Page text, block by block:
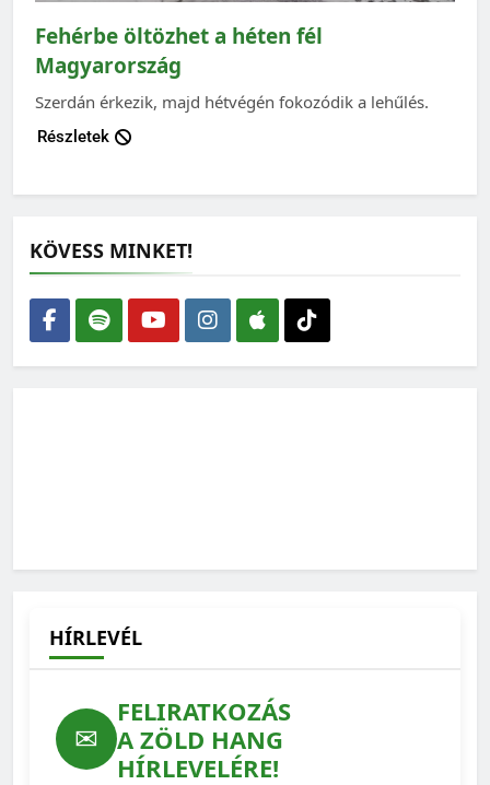
Fehérbe öltözhet a héten fél
Magyarország
Szerdán érkezik, majd hétvégén fokozódik a lehűlés.
Részletek
KÖVESS MINKET!
HÍRLEVÉL
✉
FELIRATKOZÁS
A ZÖLD HANG
HÍRLEVELÉRE!